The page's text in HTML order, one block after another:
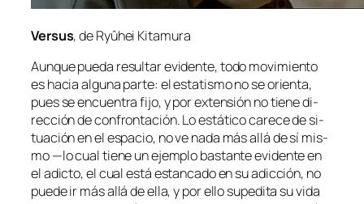
Versus, de Ryûhei Kitamura
Aunque pue­da re­sul­tar evi­den­te, to­do mo­vi­mien­to
es ha­cia al­gu­na par­te: el es­ta­tis­mo no se orien­ta,
pues se en­cuen­tra fi­jo, y por ex­ten­sión no tie­ne di­
rec­ción de con­fron­ta­ción. Lo es­tá­ti­co ca­re­ce de si­
tua­ción en el es­pa­cio, no ve na­da más allá de sí mis­
mo —lo cual tie­ne un ejem­plo bas­tan­te evi­den­te en
el adic­to, el cual es­tá es­tan­ca­do en su adic­ción, no
pue­de ir más allá de ella, y por ello su­pe­di­ta su vi­da